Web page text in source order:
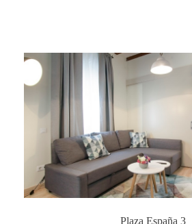
Plaza España 3